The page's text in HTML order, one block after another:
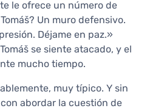
le ofrece un número de
Un muro defensivo.
Déjame en paz.»
se siente atacado, y el
mucho tiempo.
muy típico. Y sin
abordar la cuestión de